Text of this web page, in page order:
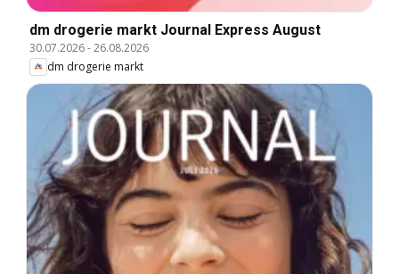
dm drogerie markt Journal Express August
30.07.2026-26.08.2026
dm drogerie markt